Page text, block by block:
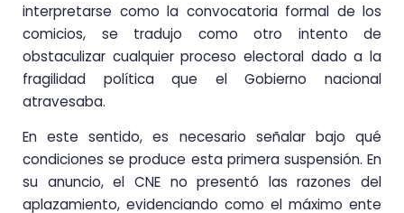
interpretarse como la convocatoria formal de los
comicios, se tradujo como otro intento de
obstaculizar cualquier proceso electoral dado a la
fragilidad política que el Gobierno nacional
atravesaba.
En este sentido, es necesario señalar bajo qué
condiciones se produce esta primera suspensión. En
su anuncio, el CNE no presentó las razones del
aplazamiento, evidenciando como el máximo ente